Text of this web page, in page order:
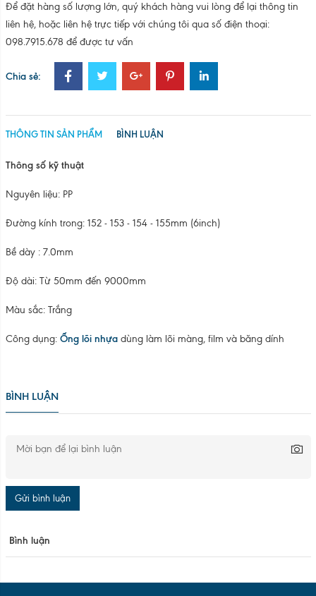
Để đặt hàng số lượng lớn, quý khách hàng vui lòng để lại thông tin
liên hệ, hoặc liên hệ trực tiếp với chúng tôi qua số điện thoại:
098.7915.678 để được tư vấn
Chia sẻ:
THÔNG TIN SẢN PHẨM BÌNH LUẬN
Thông số kỹ thuật
Nguyên liệu: PP
Đường kính trong: 152 - 153 - 154 - 155mm (6inch)
Bề dày : 7.0mm
Độ dài: Từ 50mm đến 9000mm
Màu sắc: Trắng
Công dụng: Ống lõi nhựadùng làm lõi màng, film và băng dính
BÌNH LUẬN
Gửi bình luận
Bình luận